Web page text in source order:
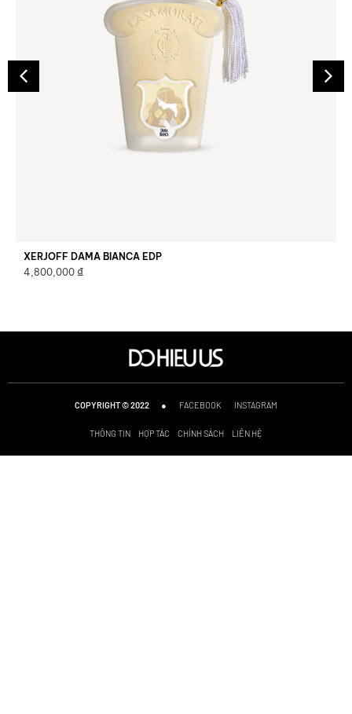
XERJOFF DAMA BIANCA EDP
4,800,000 ₫
COPYRIGHT © 2022 ● FACEBOOK INSTAGRAM
THÔNG TIN HỢP TÁC CHÍNH SÁCH LIÊN HỆ